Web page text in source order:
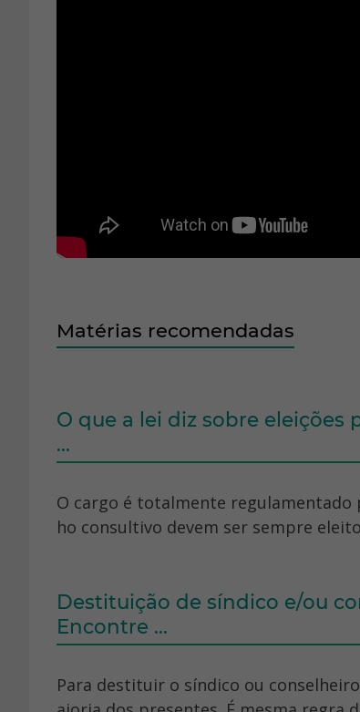
Matérias recomendadas
O que a lei diz sobre
...
O cargo é totalmente regulamentado
ho consultivo devem ser sempre
Destituição de síndico e/ou
Encontre ...
Para destituir o síndico ou